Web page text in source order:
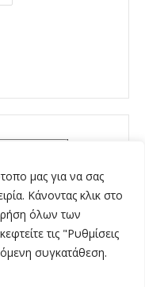
μας για να σας
Κάνοντας κλικ στο
όλων των
τις "Ρυθμίσεις
συγκατάθεση.